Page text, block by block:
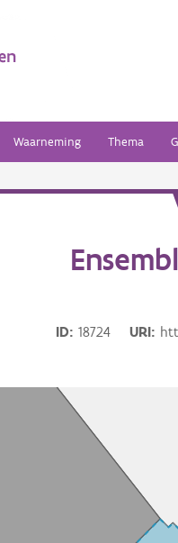
Waarneming Thema
ID
18724 URI